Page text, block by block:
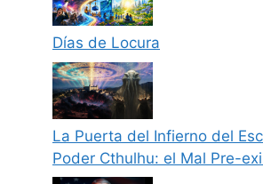
Días de Locura
La Puerta del Infierno del
Poder Cthulhu: el Mal Pre-